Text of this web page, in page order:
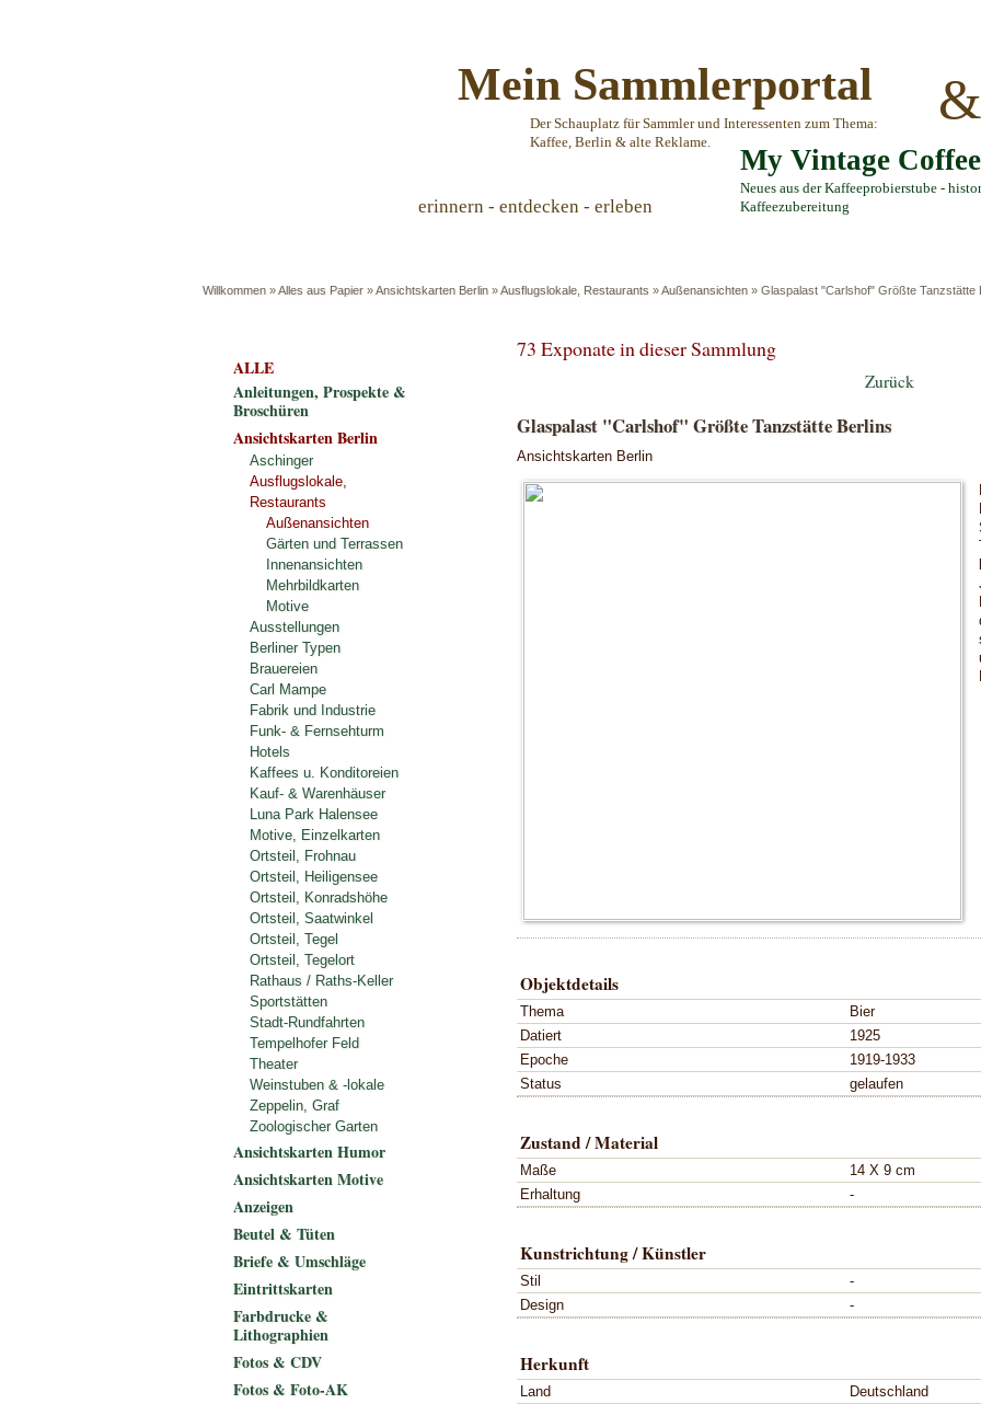
Mein Sammlerportal
Der Schauplatz für Sammler und Interessenten zum Thema:
Kaffee, Berlin & alte Reklame.
&
My Vintage
Neues aus der Kaffeeprobierstube -
Kaffeezubereitung
erinnern - entdecken - erleben
Willkommen »Alles aus Papier »Ansichtskarten Berlin »Ausflugslokale, Restaurants »Außenansichten » Glaspalast "Carlshof" Größte Tanzstätte
73 Exponate in dieser Sammlung
Zurück
Glaspalast "Carlshof" Größte Tanzstätte Berlins
Ansichtskarten Berlin
Objektdetails
Thema
Bier
Datiert
1925
Epoche
1919-1933
Status
gelaufen
Zustand / Material
Maße
14 X 9 cm
Erhaltung
-
Kunstrichtung / Künstler
Stil
-
Design
-
Herkunft
Land
Deutschland
ALLE
Anleitungen, Prospekte &
Broschüren
Ansichtskarten Berlin
Aschinger
Ausflugslokale,
Restaurants
Außenansichten
Gärten und Terrassen
Innenansichten
Mehrbildkarten
Motive
Ausstellungen
Berliner Typen
Brauereien
Carl Mampe
Fabrik und Industrie
Funk- & Fernsehturm
Hotels
Kaffees u. Konditoreien
Kauf- & Warenhäuser
Luna Park Halensee
Motive, Einzelkarten
Ortsteil, Frohnau
Ortsteil, Heiligensee
Ortsteil, Konradshöhe
Ortsteil, Saatwinkel
Ortsteil, Tegel
Ortsteil, Tegelort
Rathaus / Raths-Keller
Sportstätten
Stadt-Rundfahrten
Tempelhofer Feld
Theater
Weinstuben & -lokale
Zeppelin, Graf
Zoologischer Garten
Ansichtskarten Humor
Ansichtskarten Motive
Anzeigen
Beutel & Tüten
Briefe & Umschläge
Eintrittskarten
Farbdrucke &
Lithographien
Fotos & CDV
Fotos & Foto-AK